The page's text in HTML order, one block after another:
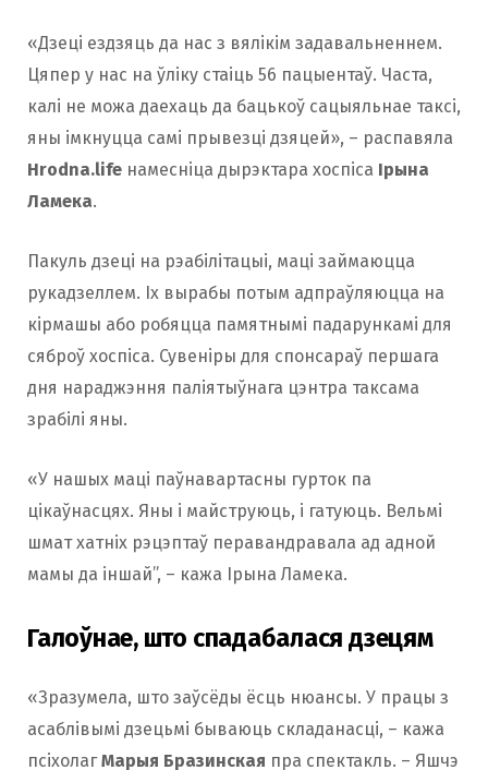
«Дзеці ездзяць да нас з вялікім задавальненнем.
Цяпер у нас на ўліку стаіць 56 пацыентаў. Часта,
калі не можа даехаць да бацькоў сацыяльнае таксі,
яны імкнуцца самі прывезці дзяцей», – распавяла
Hrodna.life намесніца дырэктара хоспіса Ірына
Ламека.
Пакуль дзеці на рэабілітацыі, маці займаюцца
рукадзеллем. Іх вырабы потым адпраўляюцца на
кірмашы або робяцца памятнымі падарункамі для
сяброў хоспіса. Сувеніры для спонсараў першага
дня нараджэння паліятыўнага цэнтра таксама
зрабілі яны.
«У нашых маці паўнавартасны гурток па
цікаўнасцях. Яны і майструюць, і гатуюць. Вельмі
шмат хатніх рэцэптаў перавандравала ад адной
мамы да іншай”, – кажа Ірына Ламека.
Галоўнае, што спадабалася дзецям
«Зразумела, што заўсёды ёсць нюансы. У працы з
асаблівымі дзецьмі бываюць складанасці, – кажа
псіхолагМарыя Бразинская пра спектакль. – Яшчэ